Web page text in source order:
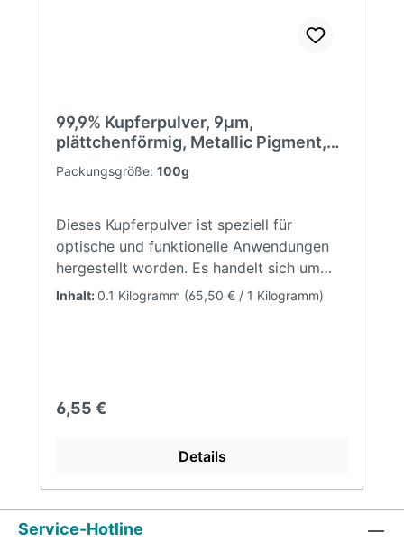
99,9% Kupferpulver, 9µm,
plättchenförmig, Metallic Pigment,
stabilisiert, fein
Packungsgröße: 100g
Dieses Kupferpulver ist speziell für
optische und funktionelle Anwendungen
hergestellt worden. Es handelt sich um
reines Kupfer, welches mit 1,5 % Ölsäure
Bezug sollte bei der Fertigung von
Masterbatches darauf geachtet werden,
Scherkräften und Verweildauern bei hohen
Faktoren könnten sonst das optische
Endergebnis negativ
Inhalt: 0.1 Kilogramm (65,50 € / 1 Kilogramm)
Regulärer Preis:
6,55 €
Details
Service-Hotline